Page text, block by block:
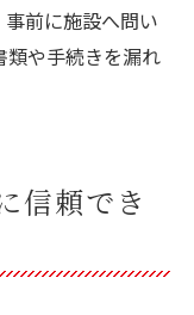
前に施設へ問い
類や手続きを漏れ
信頼でき